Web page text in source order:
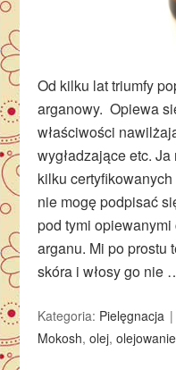
Od kilku lat triumfy
arganowy. Opiewa
właściwości
wygładzające etc.
kilku
nie mogę podpisać
pod tymi
arganu. Mi po prostu
skóra i włosy go nie
Kategoria: Pielęgnacja
Mokosh,olej,olejowanie